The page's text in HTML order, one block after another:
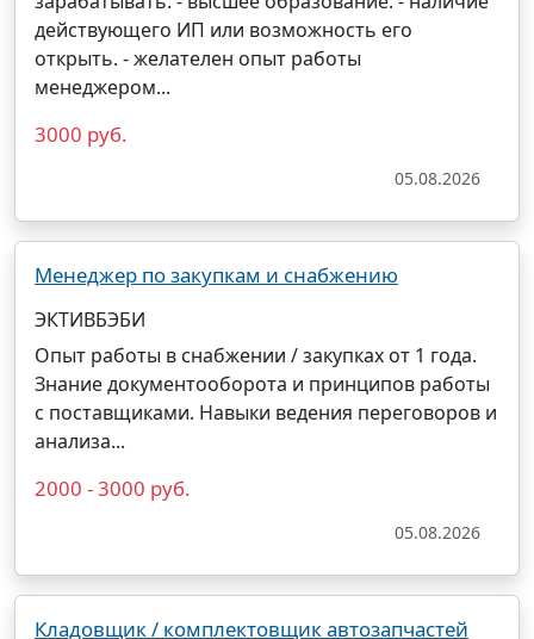
действующего ИП или возможность его
открыть. - желателен опыт работы
менеджером...
3000 руб.
05.08.2026
Менеджер по закупкам и снабжению
ЭКТИВБЭБИ
Опыт работы в снабжении / закупках от 1 года.
Знание документооборота и принципов работы
с поставщиками. Навыки ведения переговоров и
анализа...
2000 - 3000 руб.
05.08.2026
Кладовщик / комплектовщик автозапчастей